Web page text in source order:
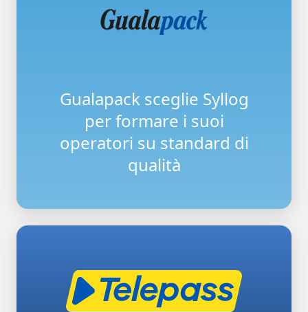
Gualapack sceglie Syllog
per formare i suoi
operatori su standard di
qualità